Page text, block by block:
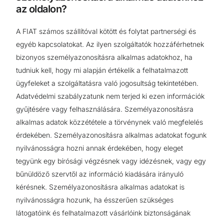
az oldalon?
A FIAT számos szállítóval kötött és folytat partnerségi és
egyéb kapcsolatokat. Az ilyen szolgáltatók hozzáférhetnek
bizonyos személyazonosításra alkalmas adatokhoz, ha
tudniuk kell, hogy mi alapján értékelik a felhatalmazott
ügyfeleket a szolgáltatásra való jogosultság tekintetében.
Adatvédelmi szabályzatunk nem terjed ki ezen információk
gyűjtésére vagy felhasználására. Személyazonosításra
alkalmas adatok közzététele a törvénynek való megfelelés
érdekében. Személyazonosításra alkalmas adatokat fogunk
nyilvánosságra hozni annak érdekében, hogy eleget
tegyünk egy bírósági végzésnek vagy idézésnek, vagy egy
bűnüldöző szervtől az információ kiadására irányuló
kérésnek. Személyazonosításra alkalmas adatokat is
nyilvánosságra hozunk, ha ésszerűen szükséges
látogatóink és felhatalmazott vásárlóink biztonságának